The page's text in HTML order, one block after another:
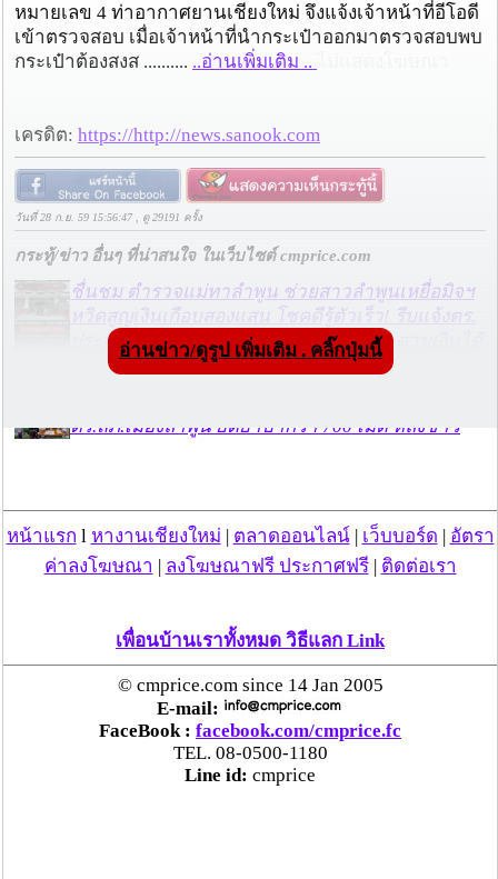
หมายเลข 4 ท่าอากาศยานเชียงใหม่ จึงแจ้งเจ้าหน้าที่อีโอดี
เข้าตรวจสอบ เมื่อเจ้าหน้าที่นำกระเป๋าออกมาตรวจสอบพบ
กระเป๋าต้องสงส .......... ..อ่านเพิ่มเติม ..
เครดิต: https://http://news.sanook.com
วันที่ 28 ก.ย. 59 15:56:47 , ดู 29191 ครั้ง
กระทู้/ข่าว อื่นๆ ที่น่าสนใจ ในเว็บไซต์ cmprice.com
ชื่นชม ตำรวจแม่ทาลำพูน ช่วยสาวลำพูนเหยื่อมิจฯ
หวิดสูญเงินเกือบสองแสน โชคดีรู้ตัวเร็ว! รีบแจ้งตร.
ประสาน สตช.สายด่วน 1441 อายัดบัญชี-ตามเงินได้
ตร.สภ.เมืองลำพูน ยึดยาบ้ากว่า 700 เม็ด หลังชาว
แม่สะเรียง ลุยตรวจ “สกุชชี่“ ของเล่นอันตราย พบไร้
มาตรฐานเสี่ยงอันตราย สั่งห้ามขาย-เตือนภัยผู้
“ลาว” ส่ง “24 คนไทย” กลับประเทศผ่านด่าน
เชียงของ เพื่อดำเนินการตามกฎหมาย พบส่วนใหญ่มี
เอี่ยวแก๊งคอลเซ็นเตอร์
“ตรีนุช” เปิดตัวระบบ “e-WorkPermit” ลงทะเบียน
แรงงานต่างด้าวออนไลน์ ให้บริการ 24 ชั่วโมงทั่ว
อ่านข่าว/ดูรูป เพิ่มเติม . คลิ๊กปุ่มนี้
หน้าแรก l หางานเชียงใหม่ ตลาดออนไลน์| เว็บบอร์ด
อัตรา
ค่าลงโฆษณา
ลงโฆษณาฟรี ประกาศฟรี| ติดต่อเรา
เพื่อนบ้านเราทั้งหมด วิธีแลก Link
© cmprice.com since 14 Jan 2005
E-mail:
FaceBook : facebook.com/cmprice.fc
TEL. 08-0500-1180
Line id: cmprice